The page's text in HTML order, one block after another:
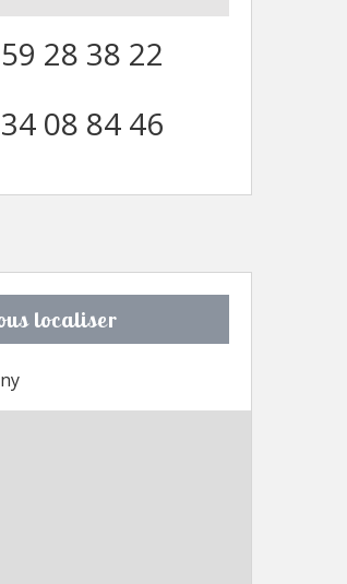
28 38 22
08 84 46
localiser